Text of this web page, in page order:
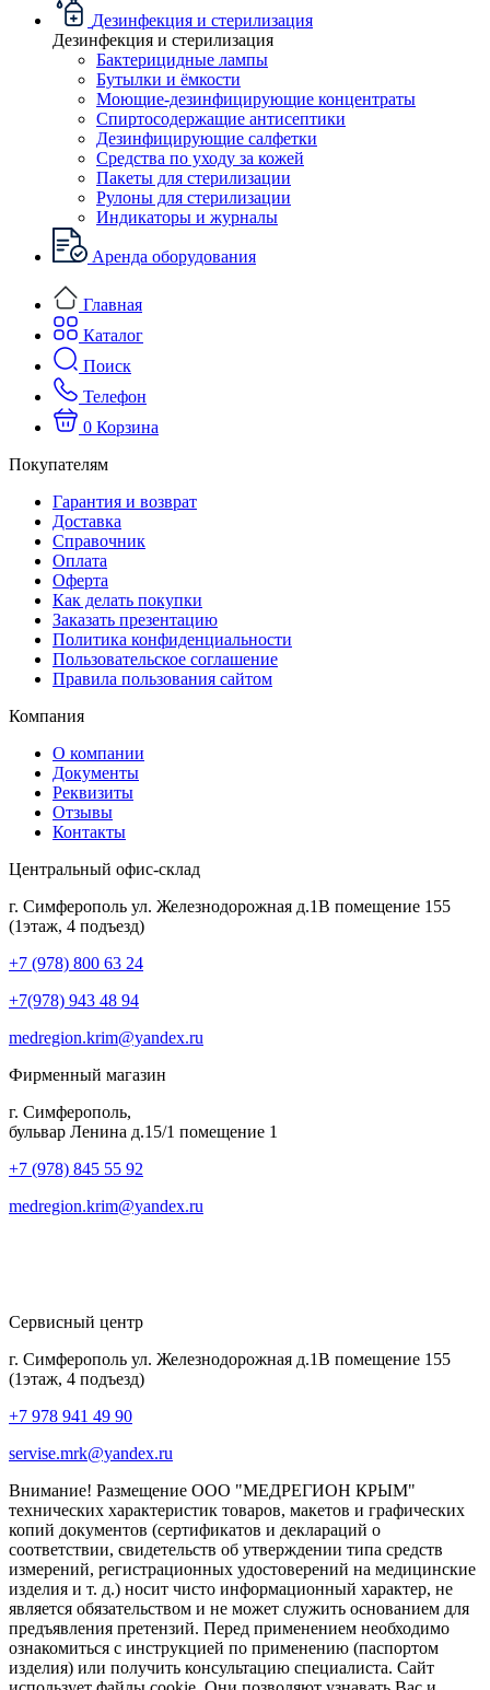
Дезинфекция и стерилизация
Дезинфекция и стерилизация
Бактерицидные лампы
Бутылки и ёмкости
Моющие-дезинфицирующие концентраты
Спиртосодержащие антисептики
Дезинфицирующие салфетки
Средства по уходу за кожей
Пакеты для стерилизации
Рулоны для стерилизации
Индикаторы и журналы
Аренда оборудования
Главная
Каталог
Поиск
Телефон
0 Корзина
Покупателям
Гарантия и возврат
Доставка
Справочник
Оплата
Оферта
Как делать покупки
Заказать презентацию
Политика конфиденциальности
Пользовательское соглашение
Правила пользования сайтом
Компания
О компании
Документы
Реквизиты
Отзывы
Контакты
Центральный офис-склад
г. Симферополь ул. Железнодорожная д.1В помещение 155
(1этаж, 4 подъезд)
+7 (978) 800 63 24
+7(978) 943 48 94
medregion.krim@yandex.ru
Фирменный магазин
г. Симферополь,
бульвар Ленина д.15/1 помещение 1
+7 (978) 845 55 92
medregion.krim@yandex.ru
Сервисный центр
г. Симферополь ул. Железнодорожная д.1В помещение 155
(1этаж, 4 подъезд)
+7 978 941 49 90
servise.mrk@yandex.ru
Внимание! Размещение ООО "МЕДРЕГИОН КРЫМ"
технических характеристик товаров, макетов и графических
копий документов (сертификатов и деклараций о
соответствии, свидетельств об утверждении типа средств
измерений, регистрационных удостоверений на медицинские
изделия и т. д.) носит чисто информационный характер, не
является обязательством и не может служить основанием для
предъявления претензий. Перед применением необходимо
ознакомиться с инструкцией по применению (паспортом
изделия) или получить консультацию специалиста. Сайт